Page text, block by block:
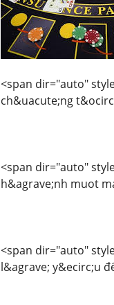
<span dir="auto"
ch&uacute;ng
<span dir="auto"
h&agrave;nh muot
<span dir="auto"
l&agrave; y&ecirc;u